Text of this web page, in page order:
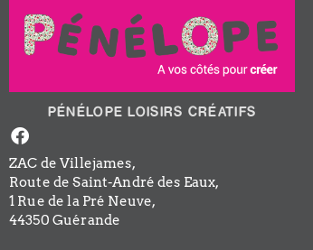
PÉNÉLOPE LOISIRS CRÉATIFS
Facebook-
f
ZAC de Villejames,
Route de Saint-André des Eaux,
1 Rue de la Pré Neuve,
44350 Guérande